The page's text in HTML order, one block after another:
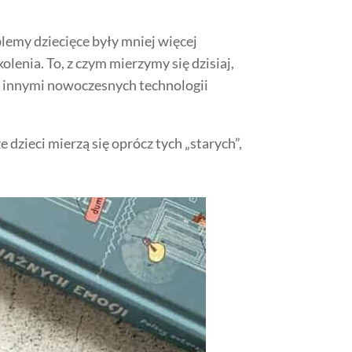
dziecięce były mniej więcej
To, z czym mierzymy się dzisiaj,
nowoczesnych technologii
mierzą się oprócz tych „starych”,